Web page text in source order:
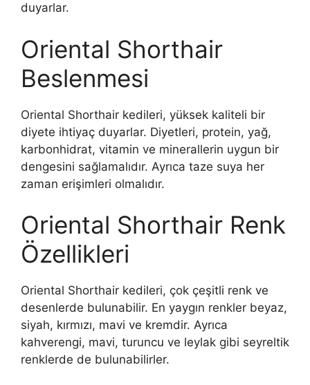
duyarlar.
Oriental Shorthair
Beslenmesi
Oriental Shorthair kedileri, yüksek kaliteli bir
diyete ihtiyaç duyarlar. Diyetleri, protein, yağ,
karbonhidrat, vitamin ve minerallerin uygun bir
dengesini sağlamalıdır. Ayrıca taze suya her
zaman erişimleri olmalıdır.
Oriental Shorthair Renk
Özellikleri
Oriental Shorthair kedileri, çok çeşitli renk ve
desenlerde bulunabilir. En yaygın renkler beyaz,
siyah, kırmızı, mavi ve kremdir. Ayrıca
kahverengi, mavi, turuncu ve leylak gibi seyreltik
renklerde de bulunabilirler.